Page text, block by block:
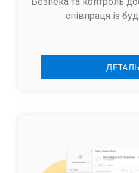
співпраця із